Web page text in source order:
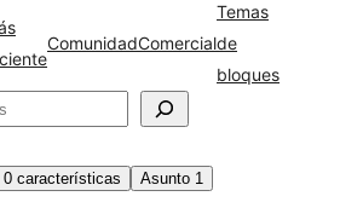
ComunidadComercial
Temas
de
bloques
0 características Asunto 1